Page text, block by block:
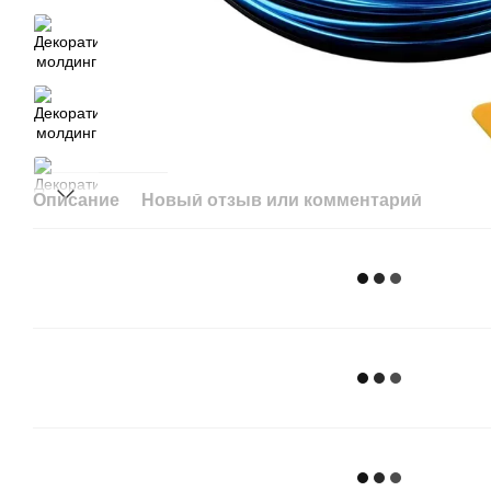
Описание Новый отзыв или комментарий